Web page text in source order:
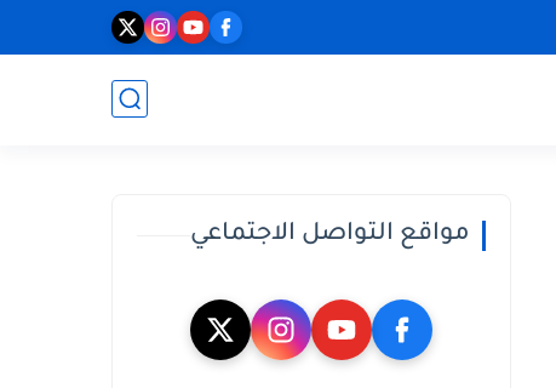
مواقع التواصل الاجتماعي